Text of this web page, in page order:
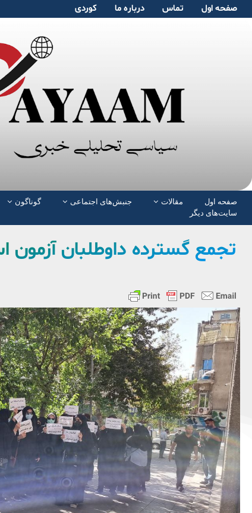
صفحە اول تماس دربارە ما کوردی
صفحە اول مقالات جنبش‌های اجتماعی گوناگون
سایت‌های دیگر
تجمع گسترده داوطلبان